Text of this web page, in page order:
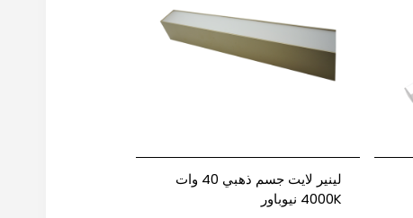
لينير لايت جسم ذهبي 40 وات
4000K نيوباور